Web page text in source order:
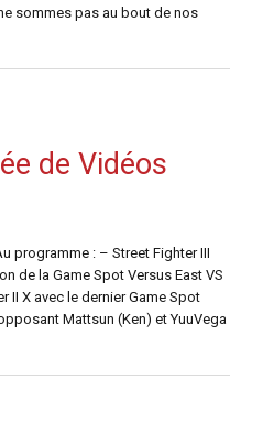
sommes pas au bout de nos
de Vidéos
programme : – Street Fighter III
de la Game Spot Versus East VS
II X avec le dernier Game Spot
Mattsun (Ken) et YuuVega